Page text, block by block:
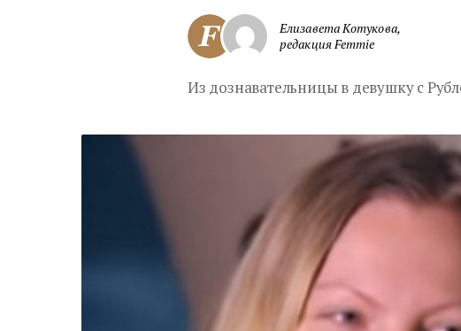
Елизавета Котукова,
редакция Femmie
Из дознавательницы в девушку с